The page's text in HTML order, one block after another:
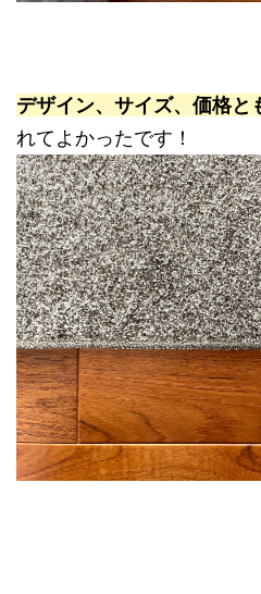
デザイン、サイズ、価格と
れてよかったです！